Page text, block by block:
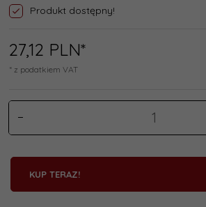
Produkt dostępny!
27,12 PLN*
* z podatkiem VAT
KUP TERAZ!